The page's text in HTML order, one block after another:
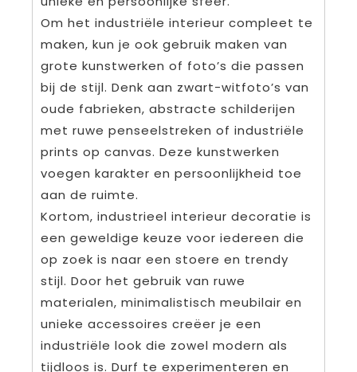
Om het industriële interieur compleet te
maken, kun je ook gebruik maken van
grote kunstwerken of foto’s die passen
bij de stijl. Denk aan zwart-witfoto’s van
oude fabrieken, abstracte schilderijen
met ruwe penseelstreken of industriële
prints op canvas. Deze kunstwerken
voegen karakter en persoonlijkheid toe
aan de ruimte.
Kortom, industrieel interieur decoratie is
een geweldige keuze voor iedereen die
op zoek is naar een stoere en trendy
stijl. Door het gebruik van ruwe
materialen, minimalistisch meubilair en
unieke accessoires creëer je een
industriële look die zowel modern als
tijdloos is. Durf te experimenteren en